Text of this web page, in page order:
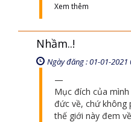
Xem thêm
Nhầm..!
Ngày đăng : 01-01-2021
Mục đích của
đức về, chứ không
thế giới này đem